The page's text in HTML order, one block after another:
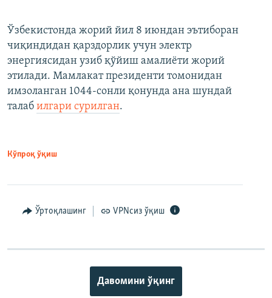
Ўзбекистонда жорий йил 8 июндан эътиборан
чиқиндидан қарздорлик учун электр
энергиясидан узиб қўйиш амалиёти жорий
этилади. Мамлакат президенти томонидан
имзоланган 1044-сонли қонунда ана шундай
талаб илгари сурилган.
Кўпроқ ўқиш
Ўртоқлашинг VPNсиз ўқиш
Давомини ўқинг